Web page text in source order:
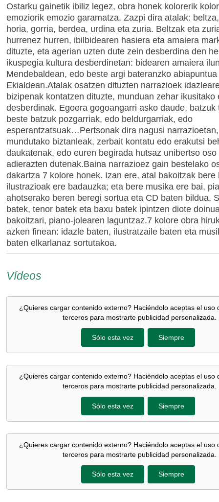
Ostarku gainetik ibiliz legez, obra honek kolorerik
emoziorik emozio garamatza. Zazpi dira atalak:
horia, gorria, berdea, urdina eta zuria. Beltzak eta
hurrenez hurren, ibilbidearen hasiera eta amaiera
dituzte, eta agerian uzten dute zein desberdina den
ikuspegia kultura desberdinetan: bidearen amaiera
Mendebaldean, edo beste argi bateranzko abiapuntua
Ekialdean.Atalak osatzen dituzten narrazioek
bizipenak kontatzen dituzte, munduan zehar ikusitako
desberdinak. Egoera gogoangarri asko daude, batzuk
beste batzuk pozgarriak, edo beldurgarriak, edo
esperantzatsuak…Pertsonak dira nagusi
mundutako biztanleak, zerbait kontatu edo erakutsi
daukatenak, edo euren begirada hutsaz unibertso oso
adierazten dutenak.Baina narrazioez gain bestelako
dakartza 7 kolore honek. Izan ere, atal bakoitzak bere
ilustrazioak ere badauzka; eta bere musika ere bai,
ahotserako beren beregi sortua eta CD baten bildua.
batek, tenor batek eta baxu batek ipintzen diote
bakoitzari, piano-jolearen laguntzaz.7 kolore obra
azken finean: idazle baten, ilustratzaile baten eta
baten elkarlanaz sortutakoa.
Vídeos
¿Quieres cargar contenido externo? Haciéndolo aceptas el uso
terceros para mostrarte publicidad personalizada.
Sólo esta vez Siempre
¿Quieres cargar contenido externo? Haciéndolo aceptas el uso
terceros para mostrarte publicidad personalizada.
Sólo esta vez Siempre
¿Quieres cargar contenido externo? Haciéndolo aceptas el uso
terceros para mostrarte publicidad personalizada.
Sólo esta vez Siempre